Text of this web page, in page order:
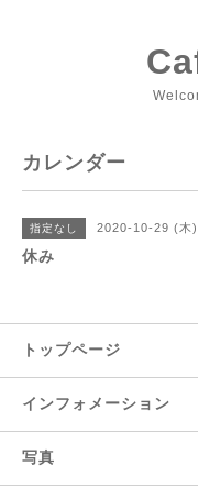
カレンダー
指定なし 2020-10-29 (木)
休み
トップページ
インフォメーション
写真